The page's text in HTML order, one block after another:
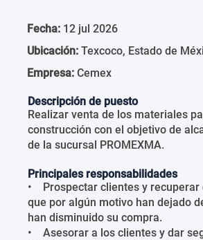
Fecha: 12 jul 2026
Ubicación: Texcoco, Estado de
Empresa: Cemex
Descripción de puesto
Realizar venta de los materiales
construcción con el objetivo de
de la sucursal PROMEXMA.
Principales responsabilidades
• Prospectar clientes y recuperar
que por algún motivo han dejado
han disminuido su compra.
• Asesorar a los clientes y dar